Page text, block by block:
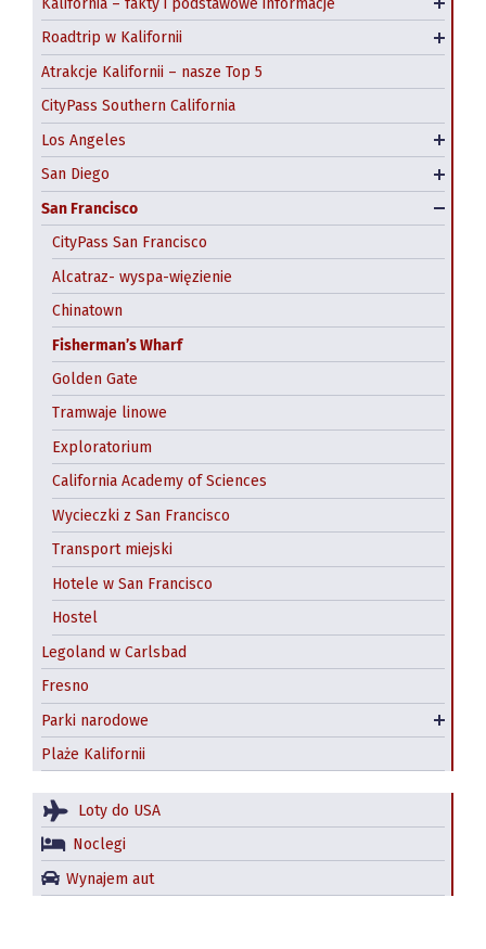
Kalifornia – fakty i podstawowe informacje
Klimat Kalifornii
Roadtrip w Kalifornii
Roadtrip Highway 1 na północ od San Francisco
Emerald Coast roadtrip
Atrakcje Kalifornii – nasze Top 5
CityPass Southern California
Los Angeles
Santa Monica
Venice Beach
Universal Studios Hollywood
Najlepsze outlety w Los Angeles
Darmowe atrakcje Los Angeles
San Diego
San Diego Zoo
Seaport Village
SeaWorld w San Diego
USS Midway
Darmowe atrakcje San Diego
Hostele w San Diego
San Francisco
CityPass San Francisco
Alcatraz- wyspa-więzienie
Chinatown
Fisherman’s Wharf
Golden Gate
Tramwaje linowe
Exploratorium
California Academy of Sciences
Wycieczki z San Francisco
Transport miejski
Hotele w San Francisco
Hostel
Legoland w Carlsbad
Fresno
Parki narodowe
Park narodowy Yosemite
Redwood National and State Parks
Plaże Kalifornii
Loty do USA
Noclegi
Wynajem aut